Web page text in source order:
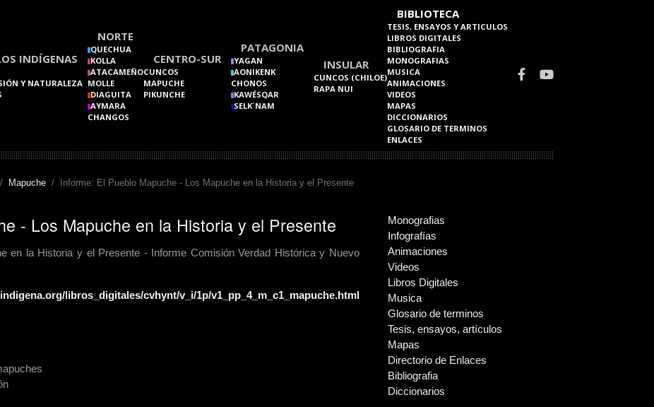
INDÍGENAS
Y NATURALEZA
NORTE
QUECHUA
KOLLA
ATACAMEÑO
MOLLE
DIAGUITA
AYMARA
CHANGOS
CENTRO-SUR
CUNCOS
MAPUCHE
PIKUNCHE
PATAGONIA
YAGAN
AONIKENK
CHONOS
KAWÉSQAR
SELK´NAM
INSULAR
CUNCOS (CHILOE)
RAPA NUI
BIBLIOTECA
TESIS, ENSAYOS Y ARTICULOS
LIBROS DIGITALES
BIBLIOGRAFIA
MONOGRAFIAS
MUSICA
ANIMACIONES
VIDEOS
MAPAS
DICCIONARIOS
GLOSARIO DE TERMINOS
ENLACES
Mapuche Informe: El Pueblo Mapuche - Los Mapuche en la Historia y el Presente
- Los Mapuche en la Historia y el Presente
en la Historia y el Presente - Informe Comisión Verdad Histórica y Nuevo
libros_digitales/cvhynt/v_i/1p/v1_pp_4_m_c1_mapuche.html
Monografias
Infografías
Animaciones
Videos
Libros Digitales
Musica
Glosario de terminos
Tesis, ensayos, artículos
Mapas
Directorio de Enlaces
Bibliografia
Diccionarios